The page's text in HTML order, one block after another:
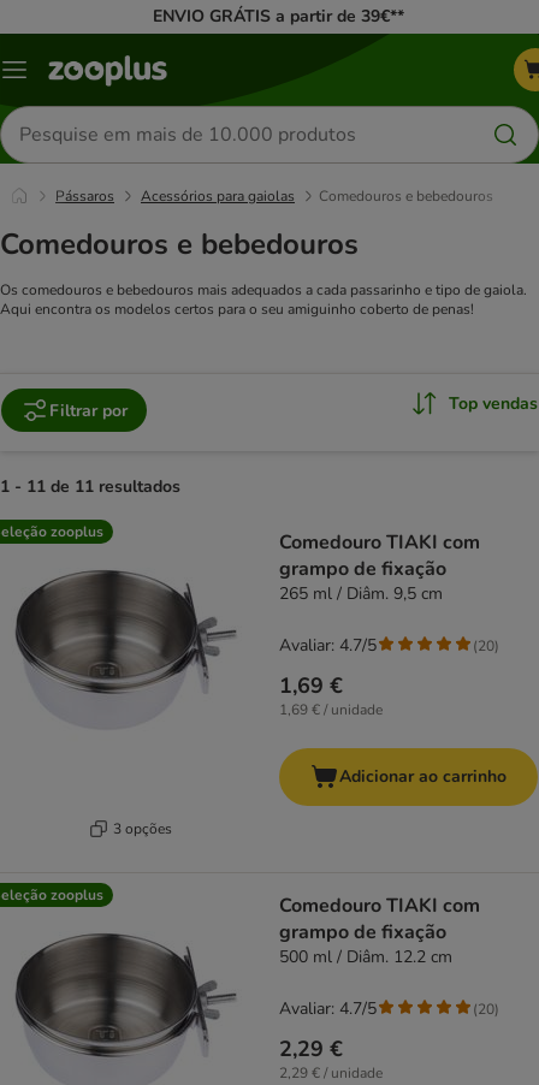
ENVIO GRÁTIS a partir de 39€**
Menu
Pesquisar
produtos
Pássaros Acessórios para gaiolas Comedouros e bebedouros
Comedouros e bebedouros
Os comedouros e bebedouros mais adequados a cada passarinho e tipo de gaiola.
Aqui encontra os modelos certos para o seu amiguinho coberto de penas!
Filtrar por Top vendas
1 - 11 de 11 resultados
product items have been changed
zooplus
3 opções
Comedouro TIAKI com
grampo de fixação
265 ml / Diâm. 9,5 cm
1,69 €
1,69 € / unidade
Avaliar: 4.7/5 (20)
Adicionar ao carrinho
zooplus
Comedouro TIAKI com
grampo de fixação
500 ml / Diâm. 12.2 cm
2,29 €
2,29 € / unidade
Avaliar: 4.7/5 (20)